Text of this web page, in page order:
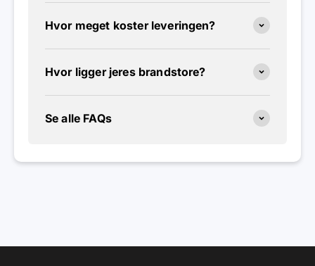
Hvor meget koster leveringen?
Hvor ligger jeres brandstore?
Se alle FAQs